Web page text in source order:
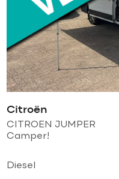
Citroën
CITROEN JUMPER
Camper!
Trekhaak l keuken l WC l
Diesel